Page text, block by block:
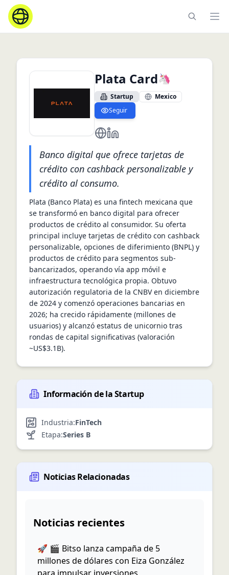
Plata Card🦄
Startup
Mexico
Seguir
https://platacard.mx/es/
https://mx.linkedin.com/
Banco digital que ofrece tarjetas de
crédito con cashback personalizable y
crédito al consumo.
Plata (Banco Plata) es una fintech mexicana que
se transformó en banco digital para ofrecer
productos de crédito al consumidor. Su oferta
principal incluye tarjetas de crédito con cashback
personalizable, opciones de diferimiento (BNPL) y
productos de crédito para segmentos sub-
bancarizados, operando vía app móvil e
infraestructura tecnológica propia. Obtuvo
autorización regulatoria de la CNBV en diciembre
de 2024 y comenzó operaciones bancarias en
2026; ha crecido rápidamente (millones de
usuarios) y alcanzó estatus de unicornio tras
rondas de capital significativas (valoración
~US$3.1B).
Información de la Startup
Industria:FinTech
Etapa:Series B
Noticias Relacionadas
Noticias recientes
🚀 🎬 Bitso lanza campaña de 5
millones de dólares con Eiza González